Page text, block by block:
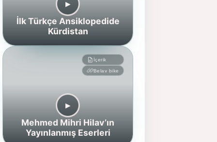
▶︎
İlk Türkçe Ansiklopedide
Kürdistan
İçerik
Belav bike
▶︎
Mehmed Mihri Hilav’ın
Yayınlanmış Eserleri